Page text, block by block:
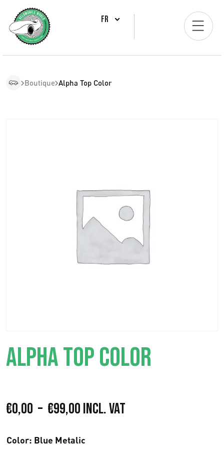
FR
Boutique Alpha Top Color
ALPHA TOP COLOR
€0,00 – €99,00PIncl. VAT
Color: Blue Metalic